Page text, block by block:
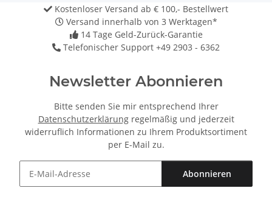
Kostenloser Versand ab € 100,- Bestellwert
Versand innerhalb von 3 Werktagen*
14 Tage Geld-Zurück-Garantie
Telefonischer Support +49 2903 - 6362
Newsletter Abonnieren
Bitte senden Sie mir entsprechend Ihrer
Datenschutzerklärungregelmäßig und jederzeit
widerruflich Informationen zu Ihrem Produktsortiment
per E-Mail zu.
Abonnieren